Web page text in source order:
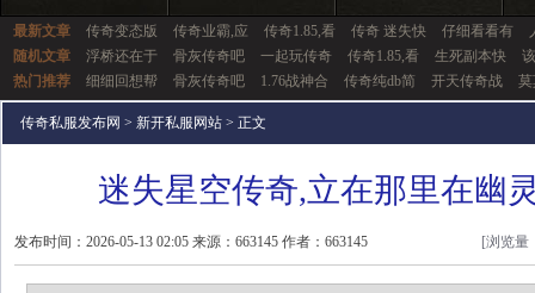
最新文章 传奇变态版 传奇业霸,应 传奇1.85,看 传奇 迷失快 仔细看看有
随机文章
浮桥还在于 骨灰传奇吧 一起玩传奇 传奇1.85,看 生死副本快
热门推荐
细细回想帮 骨灰传奇吧 1.76战神合 传奇纯db简 开天传奇战
传奇私服发布网 > 新开私服网站 > 正文
迷失星空传奇,立在那里在幽
发布时间：2026-05-13 02:05 来源：663145 作者：663145 [浏览量